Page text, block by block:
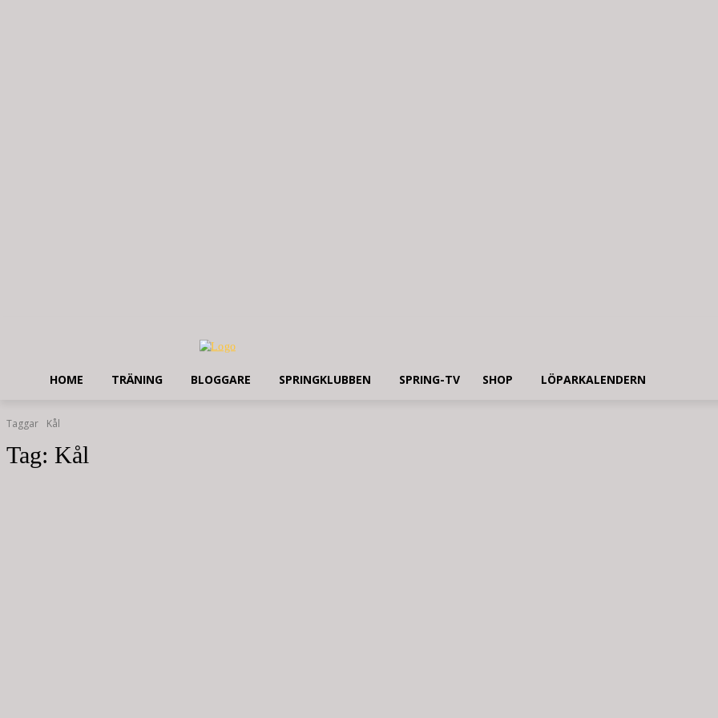
HOME TRÄNING BLOGGARE SPRINGKLUBBEN SPRING-TV SHOP LÖPARKALENDERN
Taggar Kål
Tag: Kål